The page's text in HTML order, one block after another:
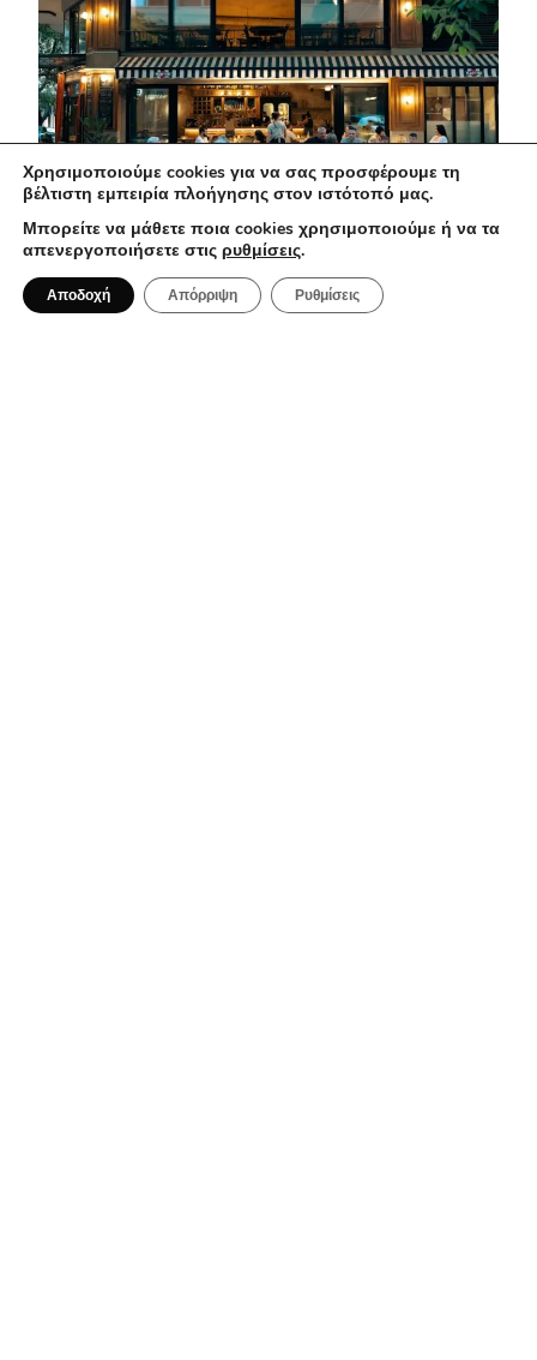
1 Αυγούστου 2026
Χρησιμοποιούμε cookies για να σας προσφέρουμε τη
βέλτιστη εμπειρία πλοήγησης στον ιστότοπό μας.
Μπορείτε να μάθετε ποια cookies χρησιμοποιούμε ή να τα
απενεργοποιήσετε στις ρυθμίσεις.
Αποδοχή Απόρριψη Ρυθμίσεις